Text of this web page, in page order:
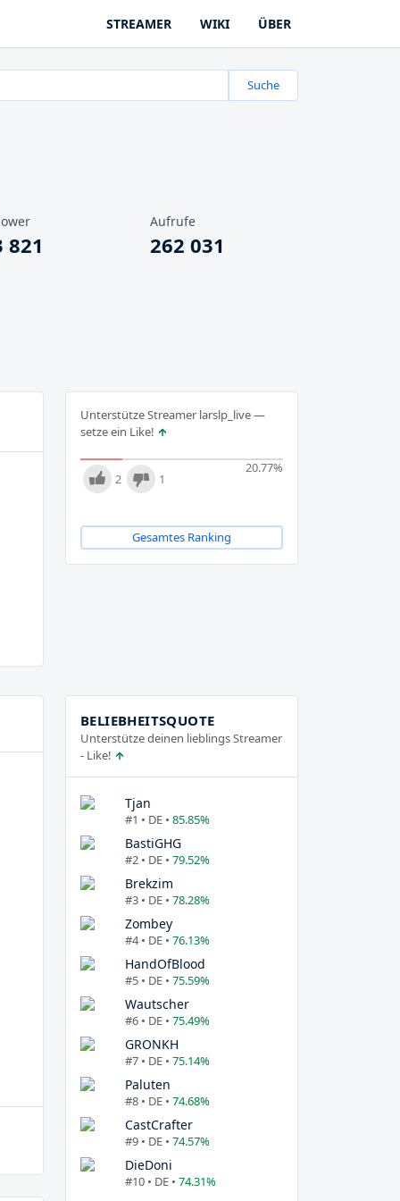
STREAMER WIKI ÜBER
Suche
821
Aufrufe
262 031
Unterstütze Streamer larslp_live —
setze ein Like!
20.77%
2 1
Gesamtes Ranking
BELIEBHEITSQUOTE
Unterstütze deinen lieblings Streamer
- Like!
Tjan
#1 • DE • 85.85%
BastiGHG
#2 • DE • 79.52%
Brekzim
#3 • DE • 78.28%
Zombey
#4 • DE • 76.13%
HandOfBlood
#5 • DE • 75.59%
Wautscher
#6 • DE • 75.49%
GRONKH
#7 • DE • 75.14%
Paluten
#8 • DE • 74.68%
CastCrafter
#9 • DE • 74.57%
DieDoni
#10 • DE • 74.31%